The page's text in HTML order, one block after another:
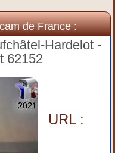
de France :
Hardelot -
62152
URL :